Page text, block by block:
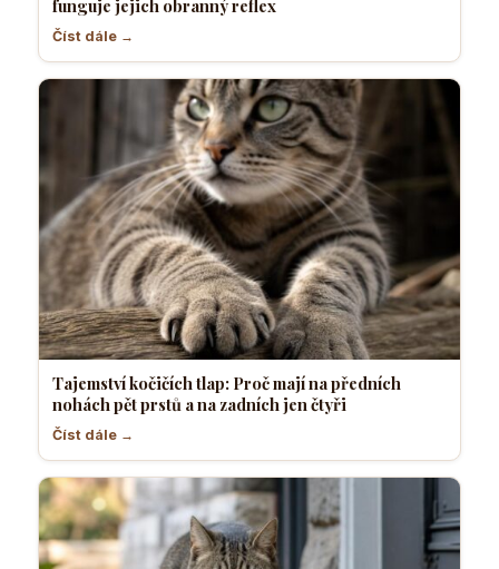
funguje jejich obranný reflex
Číst dále →
Tajemství kočičích tlap: Proč mají na předních
nohách pět prstů a na zadních jen čtyři
Číst dále →